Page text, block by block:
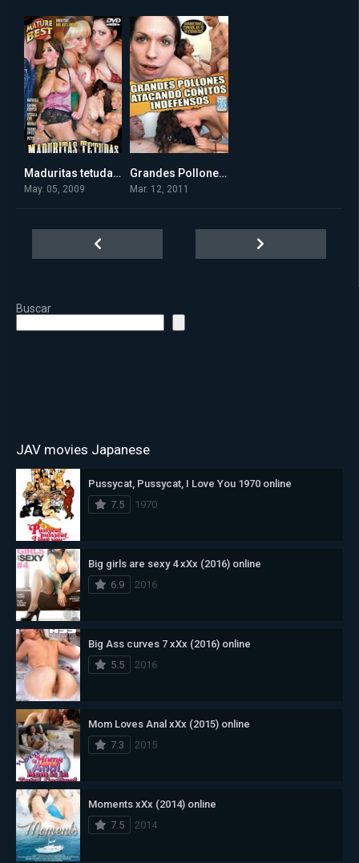
4Maduritas tetudas e insaciables xxx (2009) online
May. 05, 2009
0Grandes Pollones Atacando Coñitos Indefensos (2011) online
Mar. 12, 2011
Buscar
JAV movies Japanese
Pussycat, Pussycat, I Love You 1970 online
7.5
1970
Big girls are sexy 4 xXx (2016) online
6.9
2016
Big Ass curves 7 xXx (2016) online
5.5
2016
Mom Loves Anal xXx (2015) online
7.3
2015
Moments xXx (2014) online
7.5
2014